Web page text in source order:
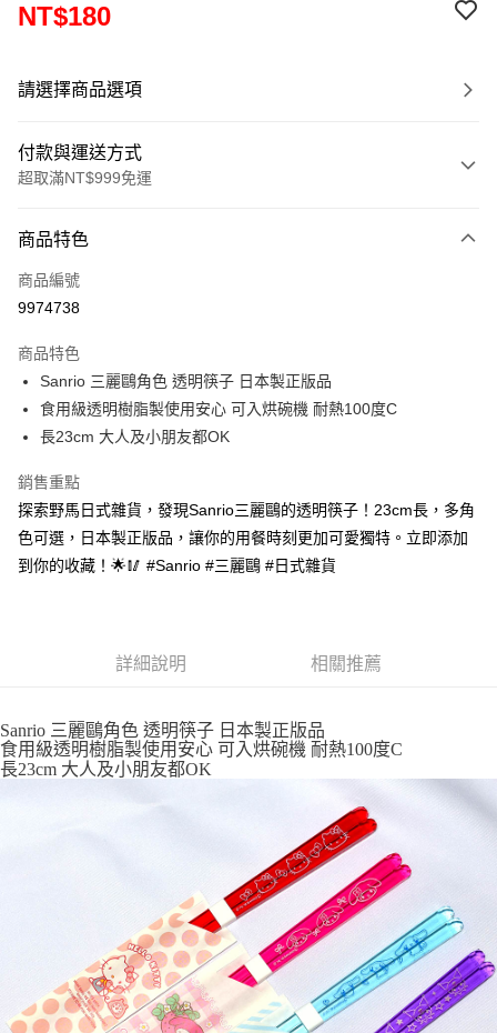
NT$180
請選擇商品選項
付款與運送方式
超取滿NT$999免運
信用卡一次付款
信用卡分期付款
合作金庫商業銀行
華南商業銀行
彰化商業銀行
上海商業儲蓄銀行
台北富邦商業銀行
國泰世華商業銀行
匯豐（台灣）商業銀行
聯邦商業銀行
遠東國際商業銀行
元大商業銀行
永豐商業銀行
台新國際商業銀行
中國信託商業銀行
超商取貨付款
LINE Pay
街口支付
悠遊付
Google Pay
每筆NT$65，滿NT$999(含以上)免運費
付款後全家取貨
每筆NT$65，滿NT$999(含以上)免運費
每筆NT$65，滿NT$999(含以上)免運費
每筆NT$100，滿NT$999(含以上)免運費
商品特色
商品編號
9974738
商品特色
Sanrio 三麗鷗角色 透明筷子 日本製正版品
食用級透明樹脂製使用安心 可入烘碗機 耐熱100度C
長23cm 大人及小朋友都OK
銷售重點
探索野馬日式雜貨，發現Sanrio三麗鷗的透明筷子！23cm長，多角
色可選，日本製正版品，讓你的用餐時刻更加可愛獨特。立即添加
到你的收藏！🌟🥢 #Sanrio #三麗鷗 #日式雜貨
詳細說明 相關推薦
Sanrio 三麗鷗角色 透明筷子 日本製正版品
食用級透明樹脂製使用安心 可入烘碗機 耐熱100度C
長23cm 大人及小朋友都OK